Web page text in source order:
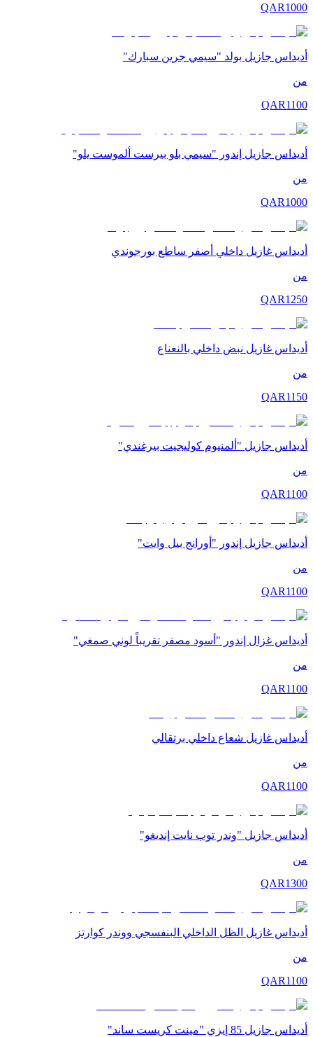
QAR1000
أديداس جازيل بولد "سيمي جرين سبارك"
من
QAR1100
أديداس جازيل إندور "سيمي بلو بيرست ألموست يلو"
من
QAR1000
أديداس غازيل داخلي أصفر ساطع بورجوندي
من
QAR1250
أديداس غازيل نبض داخلي بالنعناع
من
QAR1150
أديداس جازيل "ألمنيوم كوليجيت بيرغندي"
من
QAR1100
أديداس جازيل إندور "أورانج بيل وايت"
من
QAR1100
أديداس غزال إندور "أسود مصفر تقريباً لوني صمغي"
من
QAR1100
أديداس غازيل شعاع داخلي برتقالي
من
QAR1100
أديداس جازيل "وندر توب نايت إنديغو"
من
QAR1300
أديداس غازيل الظل الداخلي البنفسجي ووندر كوارتز
من
QAR1100
أديداس جازيل 85 إيزي "مينت كريست ساند"